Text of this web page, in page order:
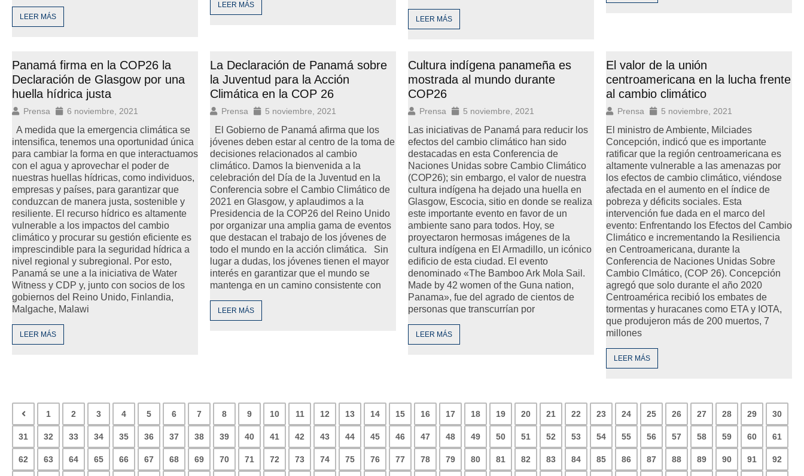
LEER MÁS
LEER MÁS
LEER MÁS
Panamá firma en la COP26 la
Declaración de Glasgow por una
huella hídrica justa
Prensa 6 noviembre, 2021
A medida que la emergencia climática se
intensifica, tenemos una oportunidad única
para cambiar la forma en que interactuamos
con el agua y aprovechar el poder de
nuestras huellas hídricas, como individuos,
empresas y países, para garantizar que
conduzcan de manera justa, sostenible y
resiliente. El recurso hídrico es altamente
vulnerable a los impactos del cambio
climático y procurar su gestión eficiente es
imprescindible para la seguridad hídrica a
nivel regional y subregional. Por esto,
Panamá se une a la iniciativa de Water
Witness y CDP y, junto con socios de los
gobiernos del Reino Unido, Finlandia,
Malgache, Malawi
LEER MÁS
La Declaración de Panamá sobre
la Juventud para la Acción
Climática en la COP 26
Prensa 5 noviembre, 2021
El Gobierno de Panamá afirma que los
jóvenes deben estar al centro de la toma de
decisiones relacionados al cambio
climático. Damos la bienvenida a la
celebración del Día de la Juventud en la
Conferencia sobre el Cambio Climático de
2021 en Glasgow, y aplaudimos a la
Presidencia de la COP26 del Reino Unido
por organizar una amplia gama de eventos
que destacan el trabajo de los jóvenes de
todo el mundo en la acción climática. Sin
lugar a dudas, los jóvenes tienen el mayor
interés en garantizar que el mundo se
mantenga en un camino consistente con
LEER MÁS
Cultura indígena panameña es
mostrada al mundo durante
COP26
Prensa 5 noviembre, 2021
Las iniciativas de Panamá para reducir los
efectos del cambio climático han sido
destacadas en esta Conferencia de
Naciones Unidas sobre Cambio Climático
(COP26); sin embargo, el valor de nuestra
cultura indígena ha dejado una huella en
Glasgow, Escocia, sitio en donde se realiza
este importante evento en favor de un
ambiente sano para todos. Hoy, se
proyectaron hermosas imágenes de la
cultura indígena en El Armadillo, un icónico
edificio de esta ciudad. El evento
denominado «The Bamboo Ark Mola Sail.
Made by 42 women of the Guna nation,
Panama», fue del agrado de cientos de
personas que transcurrían por
LEER MÁS
El valor de la unión
centroamericana en la lucha frente
al cambio climático
Prensa 5 noviembre, 2021
El ministro de Ambiente, Milciades
Concepción, indicó que es importante
ratificar que la región centroamericana es
altamente vulnerable a las amenazas por
los efectos de cambio climático, viéndose
afectada en el aumento en el índice de
pobreza y déficits sociales. Esta
intervención fue dada en el marco del
evento: Enfrentando los Efectos del Cambio
Climático e incrementando la Resiliencia
en Centroamericana, durante la
Conferencia de Naciones Unidas Sobre
Cambio Clmático, (COP 26). Concepción
agregó que solo durante el año 2020
Centroamérica recibió los embates de
tormentas y huracanes como ETA y IOTA,
que produjeron más de 200 muertos, 7
millones
LEER MÁS
1 2 3 4 5 6 7 8 9 10 11 12 13 14 15 16 17 18 19 20 21 22 23 24 25 26 27 28 29 30
31 32 33 34 35 36 37 38 39 40 41 42 43 44 45 46 47 48 49 50 51 52 53 54 55 56 57 58 59 60 61
62 63 64 65 66 67 68 69 70 71 72 73 74 75 76 77 78 79 80 81 82 83 84 85 86 87 88 89 90 91 92